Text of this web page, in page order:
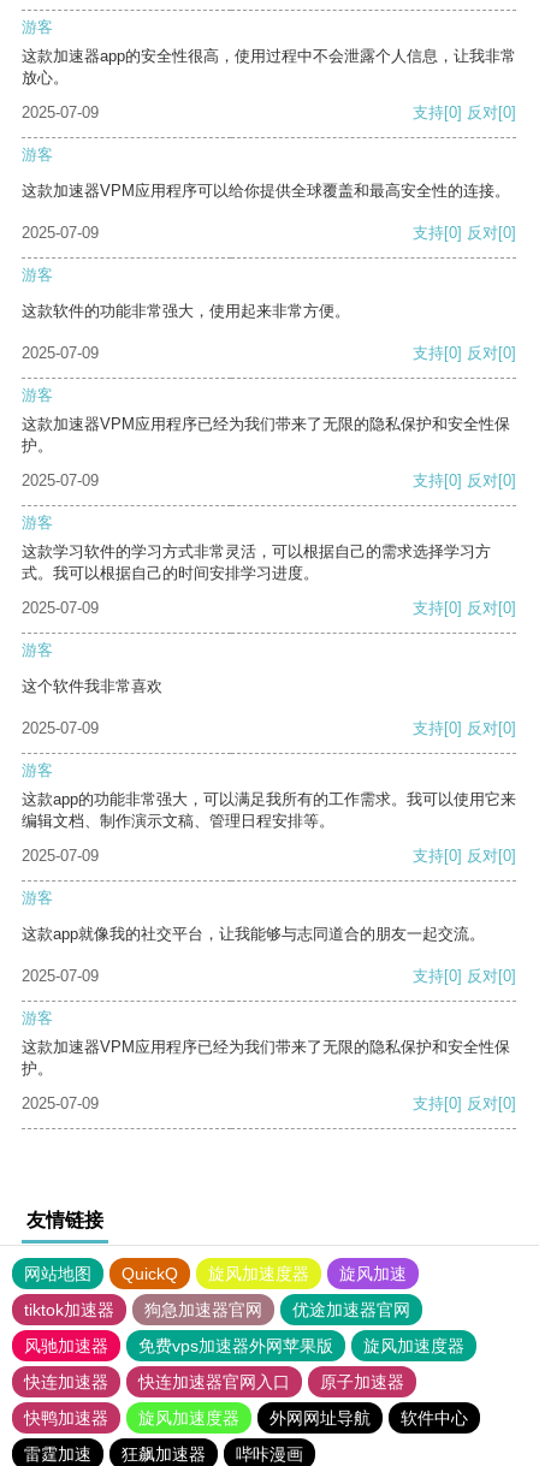
游客
这款加速器app的安全性很高，使用过程中不会泄露个人信息，让我非常
放心。
2025-07-09
支持[0] 反对[0]
游客
这款加速器VPM应用程序可以给你提供全球覆盖和最高安全性的连接。
2025-07-09 支持[0] 反对[0]
游客
这款软件的功能非常强大，使用起来非常方便。
2025-07-09 支持[0] 反对[0]
游客
这款加速器VPM应用程序已经为我们带来了无限的隐私保护和安全性保
护。
2025-07-09
支持[0] 反对[0]
游客
这款学习软件的学习方式非常灵活，可以根据自己的需求选择学习方
式。我可以根据自己的时间安排学习进度。
2025-07-09
支持[0] 反对[0]
游客
这个软件我非常喜欢
2025-07-09 支持[0] 反对[0]
游客
这款app的功能非常强大，可以满足我所有的工作需求。我可以使用它来
编辑文档、制作演示文稿、管理日程安排等。
2025-07-09
支持[0] 反对[0]
游客
这款app就像我的社交平台，让我能够与志同道合的朋友一起交流。
2025-07-09 支持[0] 反对[0]
游客
这款加速器VPM应用程序已经为我们带来了无限的隐私保护和安全性保
护。
2025-07-09
支持[0] 反对[0]
友情链接
网站地图 QuickQ 旋风加速度器
旋风加速
tiktok加速器
狗急加速器官网
优途加速器官网
风驰加速器
免费vps加速器外网苹果版
旋风加速度器
快连加速器
快连加速器官网入口
原子加速器
快鸭加速器
旋风加速度器 外网网址导航
软件中心
雷霆加速
狂飙加速器 哔咔漫画